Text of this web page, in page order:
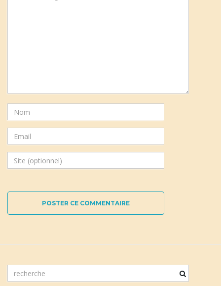
POSTER CE COMMENTAIRE
o